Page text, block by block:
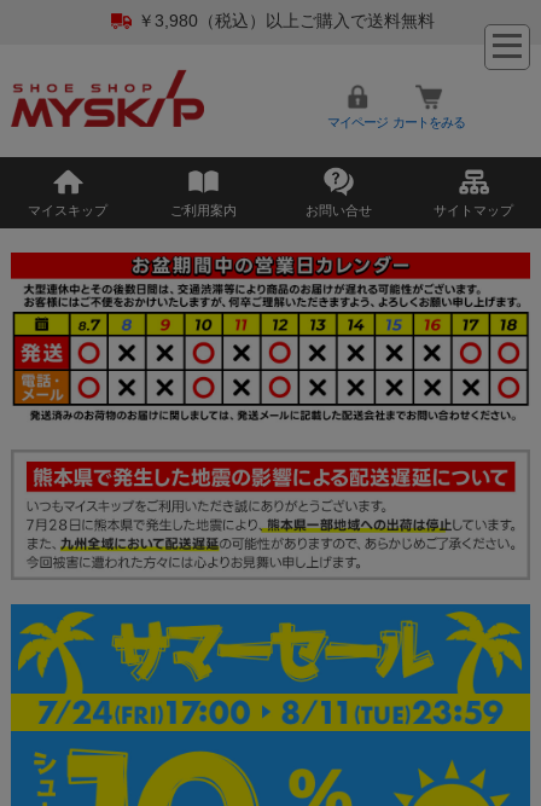
￥3,980（税込）以上ご購入で送料無料
マイページ カートをみる
マイスキップ ご利用案内 お問い合せ サイトマップ